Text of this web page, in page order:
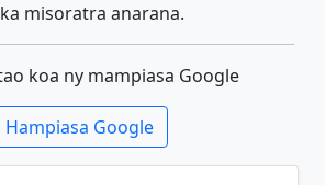
misoratra anarana.
koa ny mampiasa Google
Hampiasa Google